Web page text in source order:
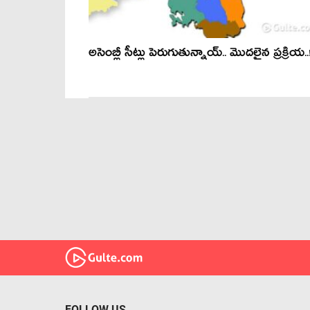
అసెంబ్లీ సీట్లు పెరుగుతున్నాయ్‌.. మొద‌లైన